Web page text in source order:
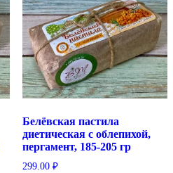
Белёвская пастила
диетическая с облепихой,
пергамент, 185-205 гр
299.00 ₽